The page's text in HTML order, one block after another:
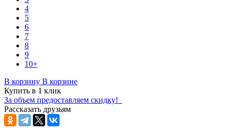
4
5
6
7
8
9
10+
В корзину В корзине
Купить в 1 клик
За объем предоставляем скидку!
Рассказать друзьям